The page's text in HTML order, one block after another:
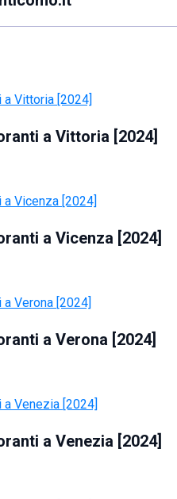
a Vittoria [2024]
a Vicenza [2024]
a Verona [2024]
a Venezia [2024]